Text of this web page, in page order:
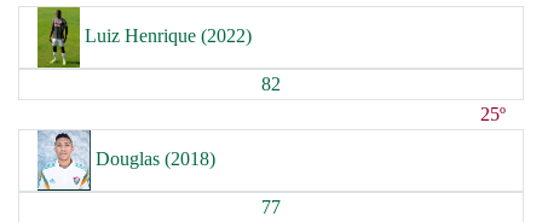
Luiz Henrique (2022)
82
25º
Douglas (2018)
77